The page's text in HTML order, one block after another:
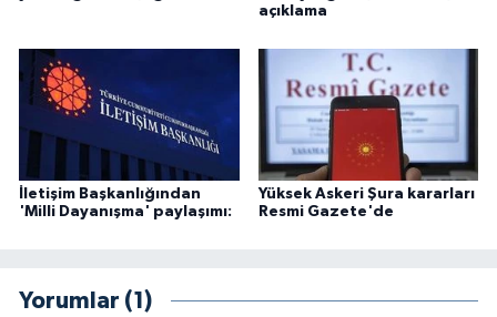
açıklama
İletişim Başkanlığından
'Milli Dayanışma' paylaşımı:
Yüksek Askeri Şura kararları
Resmi Gazete'de
Yorumlar (1)